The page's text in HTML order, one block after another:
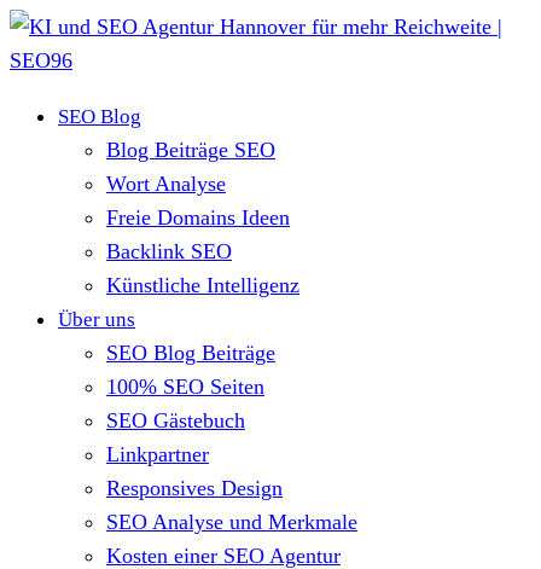
SEO Blog
Blog Beiträge SEO
Wort Analyse
Freie Domains Ideen
Backlink SEO
Künstliche Intelligenz
Über uns
SEO Blog Beiträge
100% SEO Seiten
SEO Gästebuch
Linkpartner
Responsives Design
SEO Analyse und Merkmale
Kosten einer SEO Agentur